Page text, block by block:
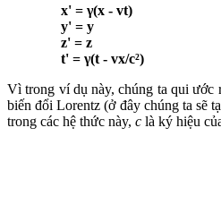
x' = γ(x - vt)
y' = y
z' = z
t' = γ(t - vx/c²)
Vì trong ví dụ này, chúng ta qui ước
biến đổi Lorentz (ở đây chúng ta sẽ
trong các hệ thức này, c là ký hiệu